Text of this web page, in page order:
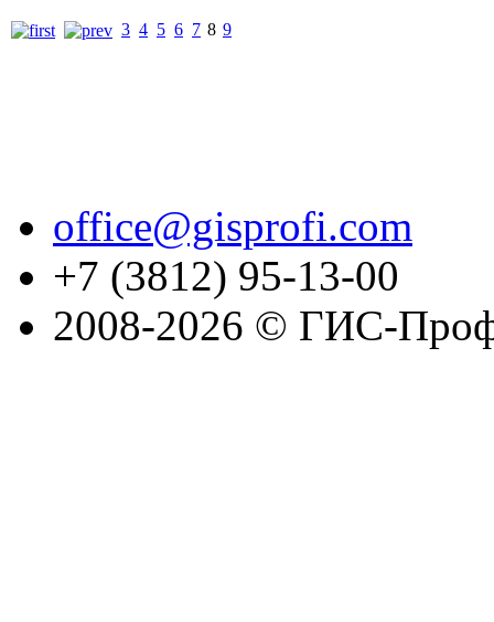
3 4 5 6 7 8 9
office@gisprofi.com
+7 (3812) 95-13-00
2008-2026 © ГИС-